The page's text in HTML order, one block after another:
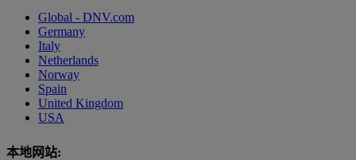
Global - DNV.com
Germany
Italy
Netherlands
Norway
Spain
United Kingdom
USA
本地网站: